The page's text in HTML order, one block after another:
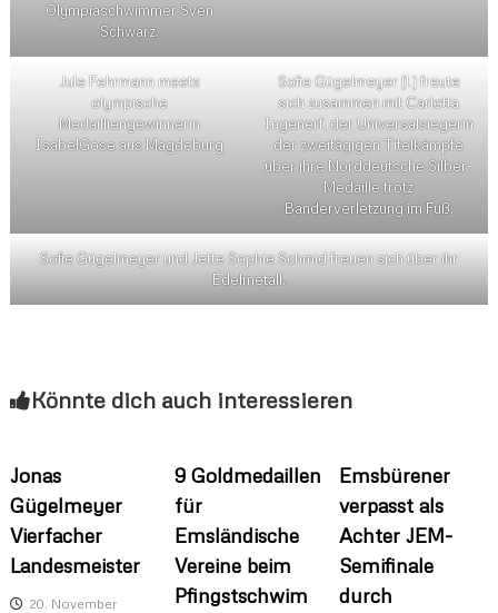
Olympiaschwimmer Sven
Schwarz.
Jule Fehrmann meets
olympische
Medailliengewinnerin
IsabelGose aus Magdeburg
Sofie Gügelmeyer (l.) freute
sich zusammen mit Carlotta
Ingenerf, der Universalsiegerin
der zweitägigen Titelkämpfe
über ihre Norddeutsche Silber-
Medaille trotz
Bänderverletzung im Fuß.
Sofie Gügelmeyer und Jette Sophie Schmid freuen sich über ihr
Edelmetall.
Könnte dich auch interessieren
Jonas
Gügelmeyer
Vierfacher
Landesmeister
20. November
9 Goldmedaillen
für
Emsländische
Vereine beim
Pfingstschwim
Emsbürener
verpasst als
Achter JEM-
Semifinale
durch